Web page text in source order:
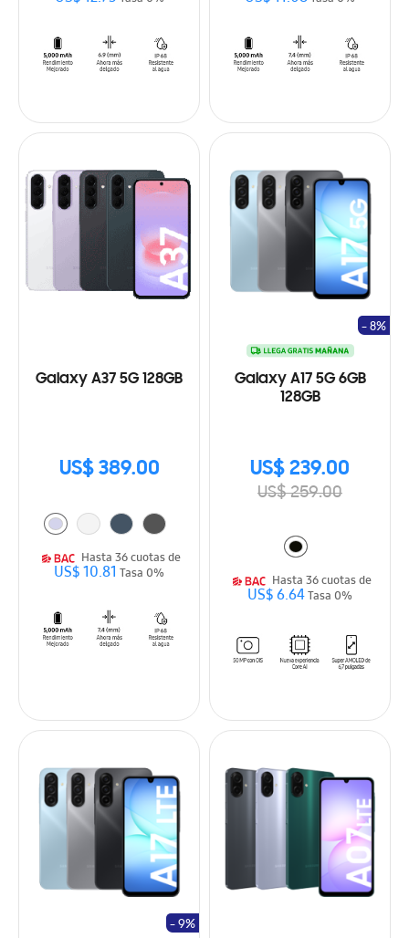
Galaxy A37 5G 128GB
US$ 389.00
Hasta 36 cuotas de
US$ 10.81 Tasa 0%
Galaxy A17 5G 6GB
128GB
US$ 239.00
US$ 259.00
- 8%
Hasta 36 cuotas de
US$ 6.64Tasa 0%
- 9%